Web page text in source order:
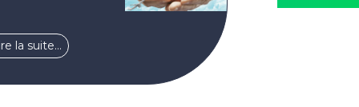
la suite…